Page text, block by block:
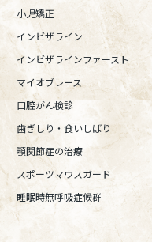
小児矯正
インビザライン
インビザラインファースト
マイオブレース
口腔がん検診
歯ぎしり・食いしばり
顎関節症の治療
スポーツマウスガード
睡眠時無呼吸症候群